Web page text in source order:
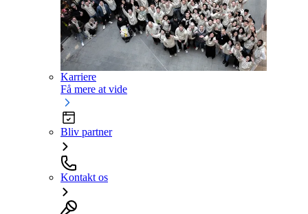
Karriere
Få mere at vide
Bliv partner
Kontakt os